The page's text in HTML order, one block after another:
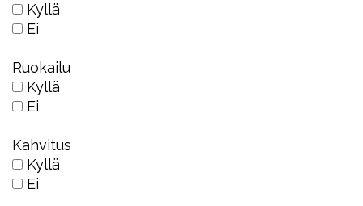
Kyllä
Ei
Ruokailu
Kyllä
Ei
Kahvitus
Kyllä
Ei